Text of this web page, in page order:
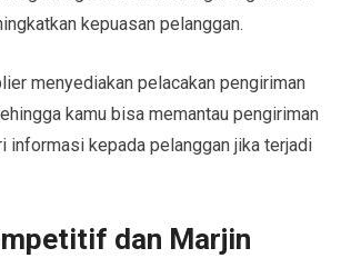
kepuasan pelanggan.
menyediakan pelacakan pengiriman
kamu bisa memantau pengiriman
informasi kepada pelanggan jika terjadi
dan Marjin